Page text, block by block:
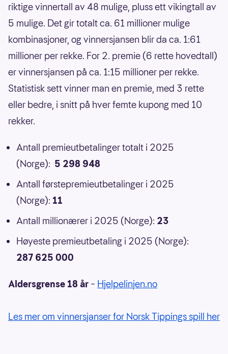
riktige vinnertall av 48 mulige, pluss ett vikingtall av
5 mulige. Det gir totalt ca. 61 millioner mulige
kombinasjoner, og vinnersjansen blir da ca. 1:61
millioner per rekke. For 2. premie (6 rette hovedtall)
er vinnersjansen på ca. 1:15 millioner per rekke.
Statistisk sett vinner man en premie, med 3 rette
eller bedre, i snitt på hver femte kupong med 10
rekker.
Antall premieutbetalinger totalt i 2025
(Norge): 5 298 948
Antall førstepremieutbetalinger i 2025
(Norge): 11
Antall millionærer i 2025 (Norge): 23
Høyeste premieutbetaling i 2025 (Norge):
287 625 000
Aldersgrense 18 år – Hjelpelinjen.no
Les mer om vinnersjanser for Norsk Tippings spill her